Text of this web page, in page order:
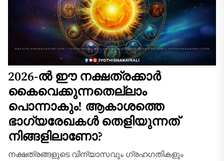
2026-ൽ ഈ നക്ഷത്രക്കാർ
കൈവെക്കുന്നതെല്ലാം
പൊന്നാകും! ആകാശത്തെ
ഭാഗ്യരേഖകൾ തെളിയുന്നത്
നിങ്ങളിലാണോ?
നക്ഷത്രങ്ങളുടെ വിന്യാസവും ഗ്രഹഗതികളും